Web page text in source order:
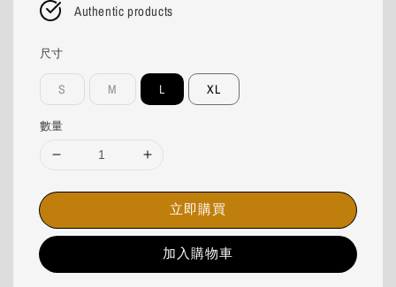
Authentic products
尺寸
S M L XL
數量
立即購買
加入購物車